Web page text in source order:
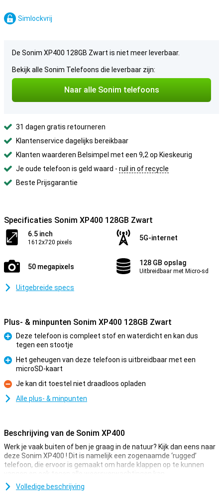
Simlockvrij
De Sonim XP400 128GB Zwart is niet meer leverbaar.
Bekijk alle Sonim Telefoons die leverbaar zijn:
Naar alle Sonim telefoons
31 dagen gratis retourneren
Klantenservice dagelijks bereikbaar
Klanten waarderen Belsimpel met een 9,2 op Kieskeurig
Je oude telefoon is geld waard - ruil in of recycle
Beste Prijsgarantie
Specificaties Sonim XP400 128GB Zwart
6.5 inch
1612x720 pixels
5G-internet
50 megapixels 128 GB opslag
Uitbreidbaar met Micro-sd
Uitgebreide specs
Plus- & minpunten Sonim XP400 128GB Zwart
Pluspunt
Deze telefoon is compleet stof en waterdicht en kan dus
tegen een stootje
Pluspunt
Het geheugen van deze telefoon is uitbreidbaar met een
microSD-kaart
Minpunt
Je kan dit toestel niet draadloos opladen
Alle plus- & minpunten
Beschrijving van de Sonim XP400
Werk je vaak buiten of ben je graag in de natuur? Kijk dan eens naar
deze Sonim XP400 ! Dit is namelijk een zogenaamde ‘rugged’
telefoon, die ervoor is gemaakt om harde klappen op te kunnen
vangen en ook tegen alle weersverwachtingen kan.
Je gebruikt deze telefoon gewoon zonder hoesje, want de
Volledige beschrijving